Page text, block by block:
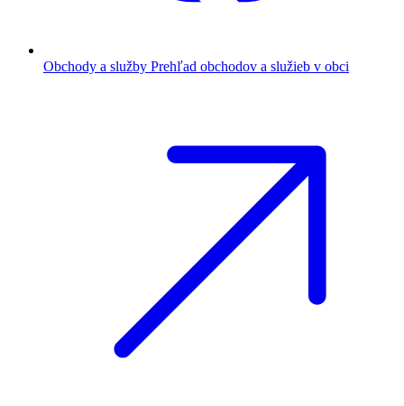
Obchody a služby Prehľad obchodov a služieb v obci